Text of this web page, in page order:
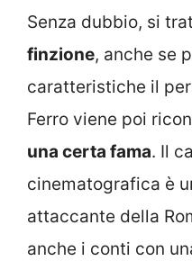
Senza dubbio, si
finzione, anche se
caratteristiche il
Ferro viene poi
una certa fama. Il
cinematografica è
attaccante della
anche i conti con